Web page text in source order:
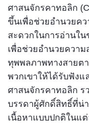
ศาสนจักรคาทอลิก
ขึ้นเพื่อช่วยอำนวยค
สะดวกในการอ่านใ
เพื่อช่วยอำนวยควา
ทุพพลภาพทางสายต
พวกเขาให้ได้รับฟังแ
ศาสนจักรคาทอลิก ร
บรรดาผู้ศักดิ์สิทธิ์ที่น่
เนื้อหาแบบปกติในแ